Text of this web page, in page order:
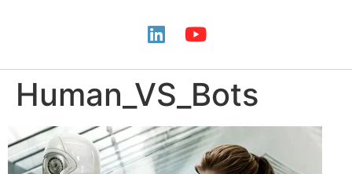
Human_VS_Bots